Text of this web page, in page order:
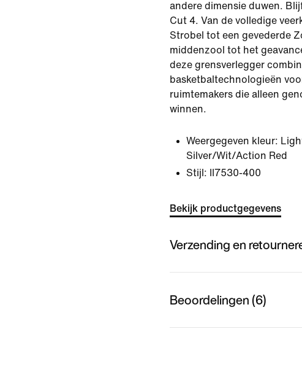
andere dimensie duwen.
Cut 4. Van de volledige
Strobel tot een gevederde
middenzool tot het
deze grensverlegger
basketbaltechnologieën
ruimtemakers die alleen
winnen.
Weergegeven kleur:
Silver/Wit/Action Red
Stijl:
II7530-400
Bekijk productgegevens
Verzending en
Beoordelingen (6)